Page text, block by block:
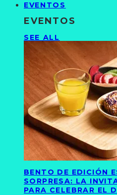
EVENTOS
EVENTOS
SEE ALL
BENTO DE EDICIÓN
SORPRESA: LA
PARA CELEBRAR EL